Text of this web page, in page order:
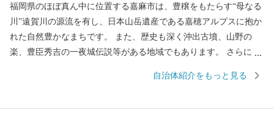
福岡県のほぼ真ん中に位置する嘉麻市は、豊穣をもたらす“母なる
川”遠賀川の源流を有し、日本山岳遺産である嘉穂アルプスに抱か
れた自然豊かなまちです。 また、歴史も深く沖出古墳、山野の
楽、豊臣秀吉の一夜城伝説等がある地域でもあります。 さらに、
生産者のこだわりが詰まった逸品ばかり。 豊かな自然と深い歴史
自治体紹介をもっと見る